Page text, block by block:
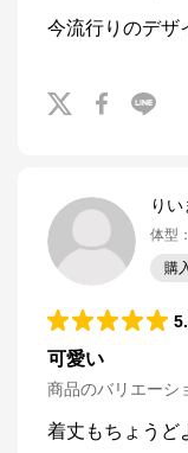
今流行りのデザ
りい
体型 ：
購
可愛い
商品のバリエーシ
着丈もちょうど